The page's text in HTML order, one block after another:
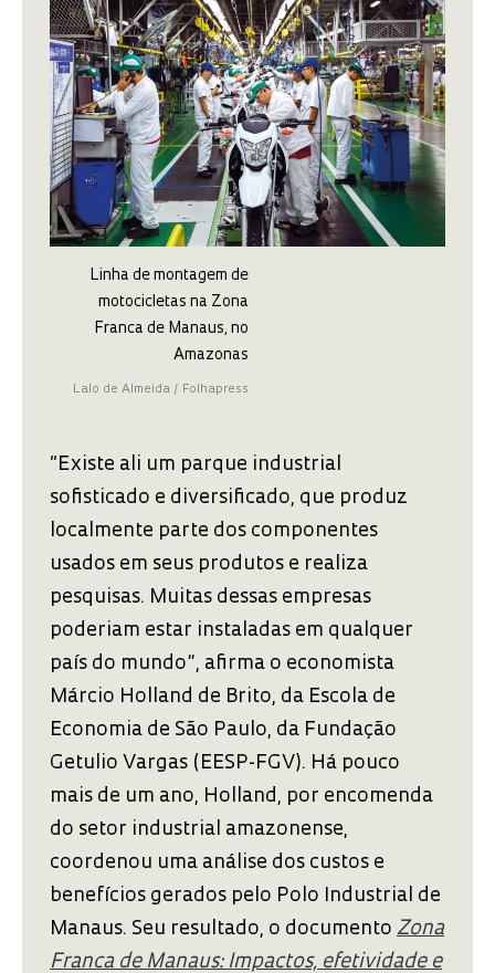
Linha de montagem de
motocicletas na Zona
Franca de Manaus, no
Amazonas
Lalo de Almeida / Folhapress
“Existe ali um parque industrial
sofisticado e diversificado, que produz
localmente parte dos componentes
usados em seus produtos e realiza
pesquisas. Muitas dessas empresas
poderiam estar instaladas em qualquer
país do mundo”, afirma o economista
Márcio Holland de Brito, da Escola de
Economia de São Paulo, da Fundação
Getulio Vargas (EESP-FGV). Há pouco
mais de um ano, Holland, por encomenda
do setor industrial amazonense,
coordenou uma análise dos custos e
benefícios gerados pelo Polo Industrial de
Manaus. Seu resultado, o documento Zona
Franca de Manaus: Impactos, efetividade e